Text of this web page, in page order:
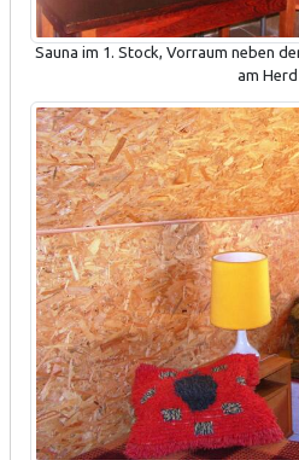
Sauna im 1. Stock, Vorraum neben
am Herd